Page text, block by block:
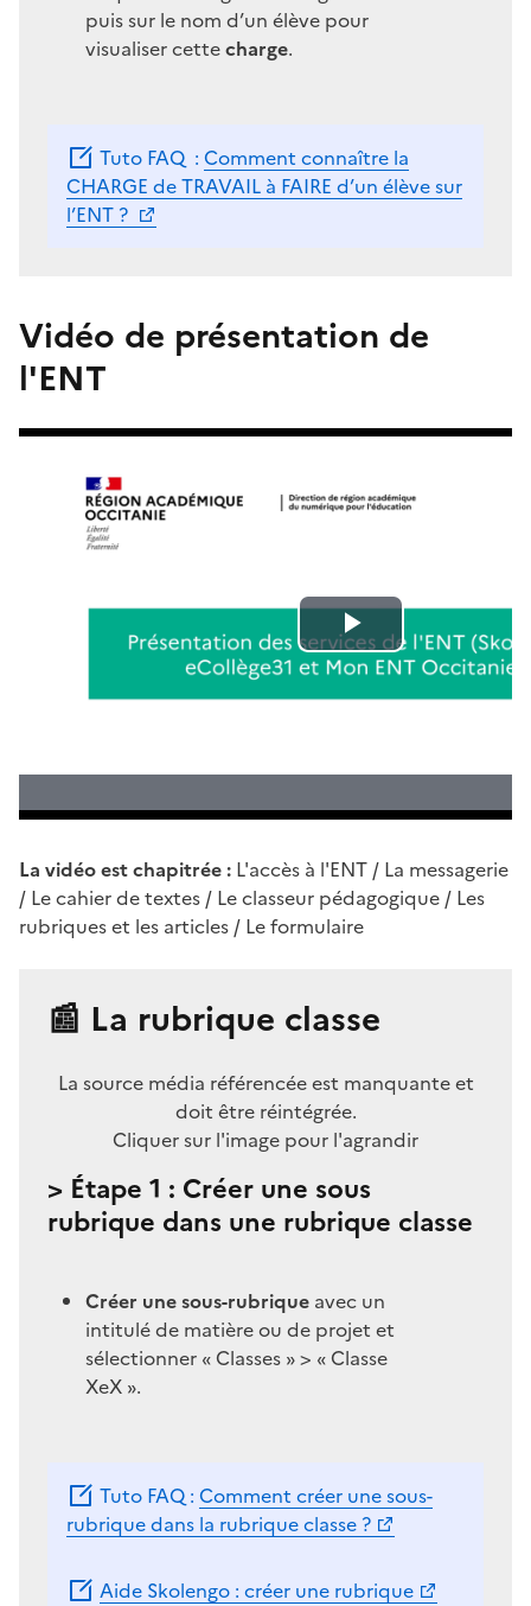
puis sur le nom d’un élève pour
visualiser cettecharge.
Tuto FAQ : Comment connaître la
CHARGE de TRAVAIL à FAIRE d’un élève sur
l’ENT ?
Vidéo de présentation de
l'ENT
La vidéo est chapitrée : L'accès à l'ENT / La messagerie
/ Le cahier de textes / Le classeur pédagogique / Les
rubriques et les articles / Le formulaire
📰 La rubrique classe
La source média référencée est manquante et
doit être réintégrée.
Cliquer sur l'image pour l'agrandir
> Étape 1 : Créer une sous
rubrique dans une rubrique classe
Créer une sous-rubrique avec un
intitulé de matière ou de projet et
sélectionner « Classes » > « Classe
XeX ».
Tuto FAQ : Comment créer une sous-
rubrique dans la rubrique classe ?
Aide Skolengo : créer une rubrique